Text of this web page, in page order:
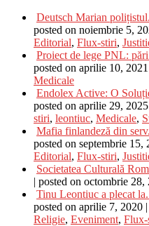
Deutsch Marian
posted on noiembrie 5,
Editorial, Flux-stiri,
Proiect de lege PNL:
posted on aprilie 10, 2021
Medicale
Endolex Active: O
posted on aprilie 29, 2025
stiri, leontiuc, Medicale,
Mafia finlandeză din
posted on septembrie 15,
Editorial, Flux-stiri,
Societatea Culturală
| posted on octombrie 28,
Tinu Leontiuc a plecat
posted on aprilie 7, 2020 |
Religie, Eveniment, Flux-